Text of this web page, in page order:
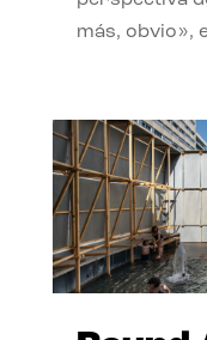
más, obvio»,